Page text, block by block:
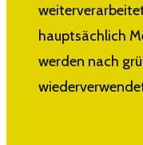
hauptsächlich
werden nach